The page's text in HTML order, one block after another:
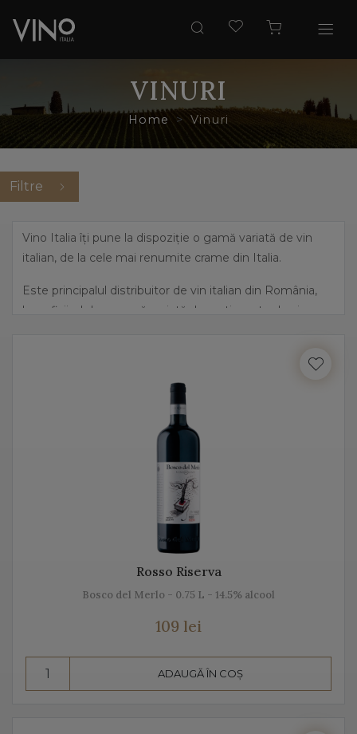
VINURI
Home Vinuri
Filtre
Vino Italia îți pune la dispoziție o gamă variată de vin
italian, de la cele mai renumite crame din Italia.
Este principalul distribuitor de vin italian din România,
beneficiind de o gamă variată de sortimente de vin,
Italia beneficiază de o suprafață de peste 702.000 de
hectare de viță de vie, fiind unul dintre cei mai mari
producători de vin italian din lume. Acest vin italian
ajunge în întreaga lume și îi bucură pe cei ce îi cunosc
istoria, tradiția, modul de preparare, dar și pe cel de
Diversitatea etichetelor de vin de pe Vino Italia este
dar și în întreaga lume. Vino Italia aduce Prosecco la
tine acasă, chiar din regiunea unde este fabricat și asta
Rosso Riserva
Bosco del Merlo - 0.75 L - 14.5% alcool
109 lei
ADAUGĂ ÎN COȘ